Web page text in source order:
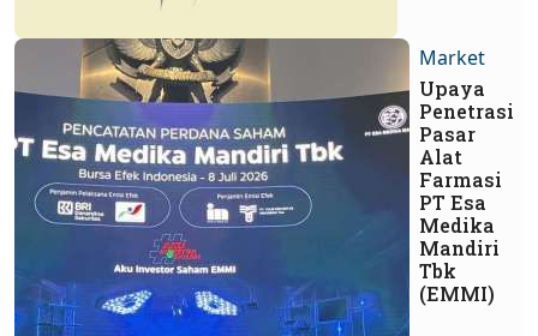
Market
Upaya
Penetrasi
Pasar
Alat
Farmasi
PT Esa
Medika
Mandiri
Tbk
(EMMI)